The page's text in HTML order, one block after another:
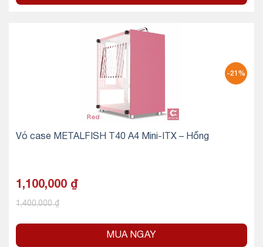
-21%
Vỏ case METALFISH T40 A4 Mini-ITX – Hồng
1,100,000 ₫
1,400,000₫
MUA NGAY